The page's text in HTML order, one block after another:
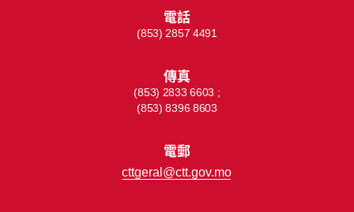
電話
(853) 2857 4491
傳真
(853) 2833 6603 ;
(853) 8396 8603
電郵
cttgeral@ctt.gov.mo